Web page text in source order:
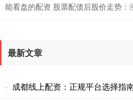
能看盘的配资 股票配债后股价走势：
最新文章
· 成都线上配资：正规平台选择指